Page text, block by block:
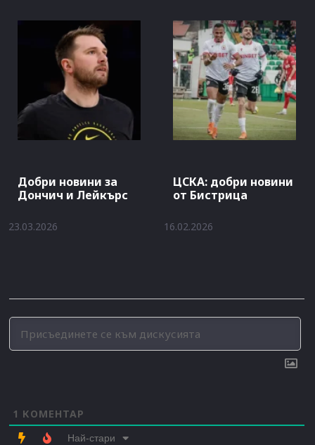
Добри новини за
Дончич и Лейкърс
23.03.2026
ЦСКА: добри новини
от Бистрица
16.02.2026
1 КОМЕНТАР
Най-стари